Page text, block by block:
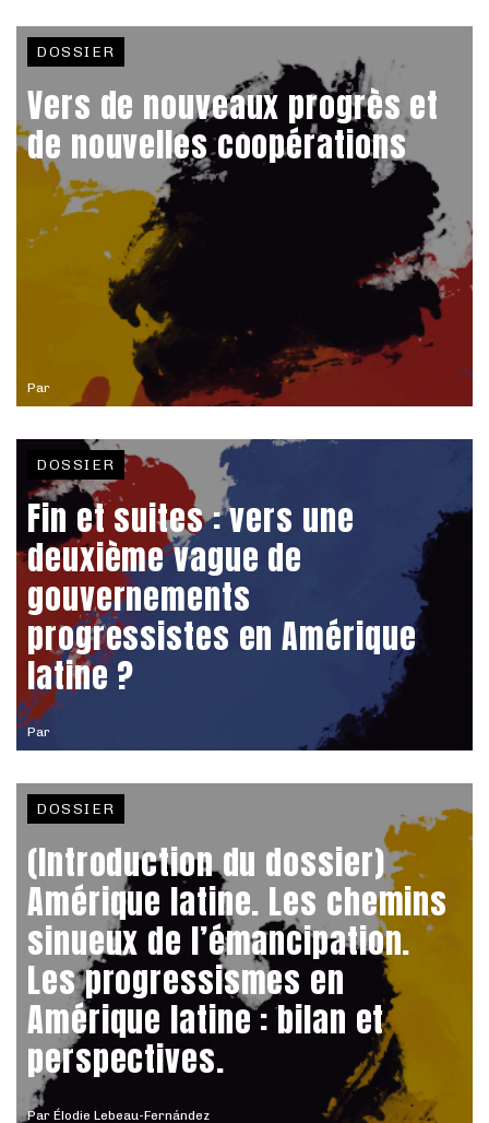
Par
DOSSIER
Vers de nouveaux progrès et
de nouvelles coopérations
Par
DOSSIER
Fin et suites : vers une
deuxième vague de
gouvernements
progressistes en Amérique
latine ?
Par Élodie Lebeau-Fernández
DOSSIER
(Introduction du dossier)
Amérique latine. Les chemins
sinueux de l’émancipation.
Les progressismes en
Amérique latine : bilan et
perspectives.